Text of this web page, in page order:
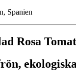
Spanien
Rosa